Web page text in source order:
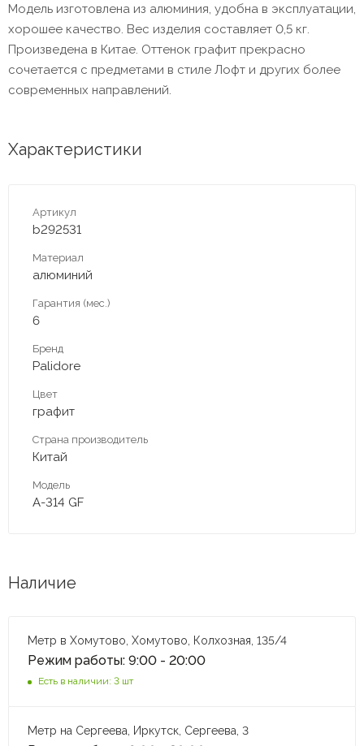
Модель изготовлена из алюминия, удобна в эксплуатации,
хорошее качество. Вес изделия составляет 0,5 кг.
Произведена в Китае. Оттенок графит прекрасно
сочетается с предметами в стиле Лофт и других более
современных направлений.
Характеристики
Артикул
b292531
Материал
алюминий
Гарантия (мес.)
6
Бренд
Palidore
Цвет
графит
Страна производитель
Китай
Модель
A-314 GF
Наличие
Метр в Хомутово, Хомутово, Колхозная, 135/4
Режим работы: 9:00 - 20:00
Есть в наличии: 3 шт
Метр на Сергеева, Иркутск, Сергеева, 3